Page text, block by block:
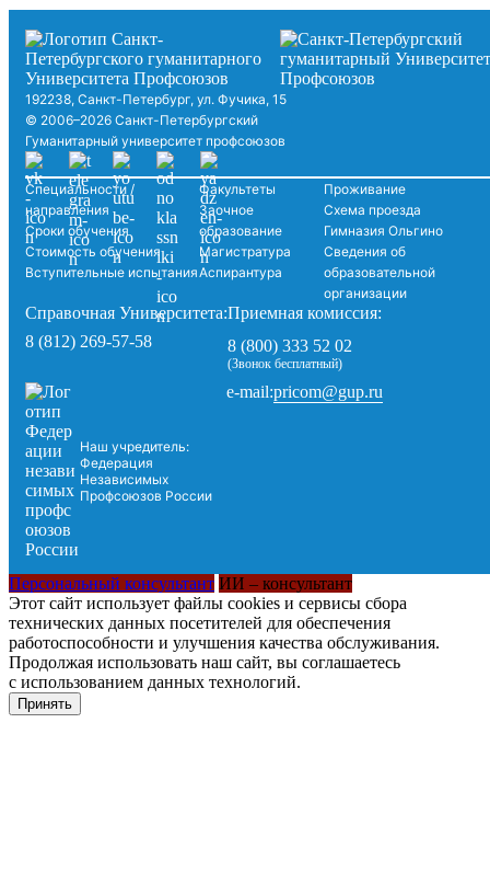
192238, Санкт-Петербург, ул. Фучика, 15
© 2006–2026 Санкт-Петербургский
Гуманитарный университет профсоюзов
Специальности /
направления
Сроки обучения
Стоимость обучения
Вступительные испытания
Факультеты
Заочное
образование
Магистратура
Аспирантура
Проживание
Схема проезда
Гимназия Ольгино
Сведения об
образовательной
организации
Справочная Университета:
8 (812) 269-57-58
Приемная комиссия:
8 (800) 333 52 02
(Звонок бесплатный)
Наш учредитель:
Федерация
Независимых
Профсоюзов России
e-mail:pricom@gup.ru
Персональный консультант ИИ – консультант
Этот сайт использует файлы cookies и сервисы сбора
технических данных посетителей для обеспечения
работоспособности и улучшения качества обслуживания.
Продолжая использовать наш сайт, вы соглашаетесь
с использованием данных технологий.
Принять